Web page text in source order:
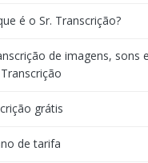
é o Sr. Transcrição?
de imagens, sons
grátis
de tarifa